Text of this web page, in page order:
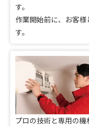
す。
作業開始前に、お客
す。
プロの技術と専用の